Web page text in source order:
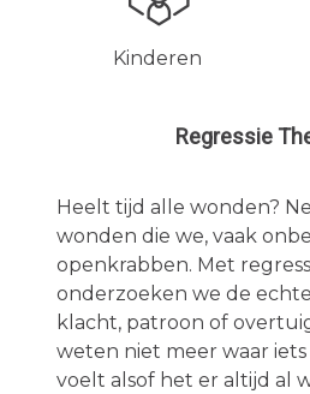
Kinderen
Regressie
Heelt tijd alle wonden?
wonden die we, vaak
openkrabben. Met
onderzoeken we de
klacht, patroon of
weten niet meer waar
voelt alsof het er altijd al